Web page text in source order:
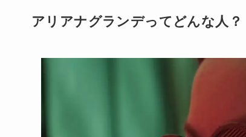
アリアナグランデってどんな人？